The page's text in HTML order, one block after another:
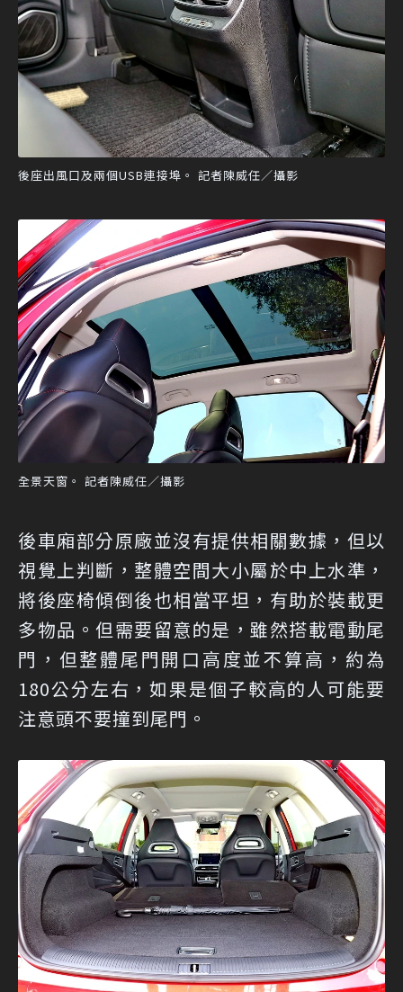
後座出風口及兩個USB連接埠。 記者陳威任／攝影
全景天窗。 記者陳威任／攝影
後車廂部分原廠並沒有提供相關數據，但以
視覺上判斷，整體空間大小屬於中上水準，
將後座椅傾倒後也相當平坦，有助於裝載更
多物品。但需要留意的是，雖然搭載電動尾
門，但整體尾門開口高度並不算高，約為
180公分左右，如果是個子較高的人可能要
注意頭不要撞到尾門。